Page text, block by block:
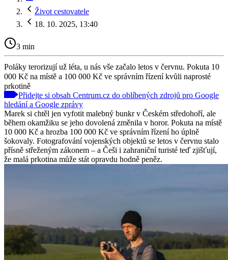
Život cestovatele
18. 10. 2025, 13:40
3 min
Poláky terorizují už léta, u nás vše začalo letos v červnu. Pokuta 10
000 Kč na místě a 100 000 Kč ve správním řízení kvůli naprosté
prkotině
Přidejte si obsah Centrum.cz do oblíbených zdrojů pro Google
hledání a Google zprávy
Marek si chtěl jen vyfotit malebný bunkr v Českém středohoří, ale
během okamžiku se jeho dovolená změnila v horor. Pokuta na místě
10 000 Kč a hrozba 100 000 Kč ve správním řízení ho úplně
šokovaly. Fotografování vojenských objektů se letos v červnu stalo
přísně střeženým zákonem – a Češi i zahraniční turisté teď zjišťují,
že malá prkotina může stát opravdu hodně peněz.